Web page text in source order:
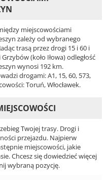
miejscowościami
zależy od wybranego
trasą przez drogi 15 i 60 i
(koło Iłowa) odległość
wynosi 192 km.
drogami: A1, 15, 60, 573,
Toruń, Włocławek.
Twojej trasy. Drogi i
przejazdu. Najpierw
miejscowości, jakie
Chcesz się dowiedzieć więcej
wybraną pozycję.